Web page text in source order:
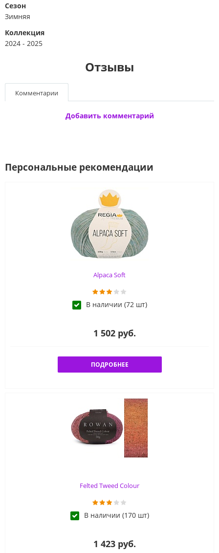
Сезон
Зимняя
Коллекция
2024 - 2025
Отзывы
Комментарии
Добавить комментарий
Персональные рекомендации
Alpaca Soft
В наличии (72 шт)
1 502 руб.
ПОДРОБНЕЕ
Felted Tweed Colour
В наличии (170 шт)
1 423 руб.